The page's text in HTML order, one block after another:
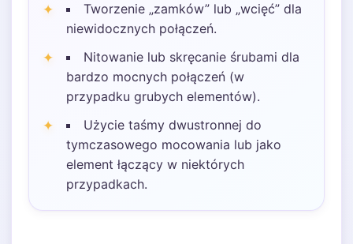
Tworzenie „zamków” lub „wcięć” dla
niewidocznych połączeń.
Nitowanie lub skręcanie śrubami dla
bardzo mocnych połączeń (w
przypadku grubych elementów).
Użycie taśmy dwustronnej do
tymczasowego mocowania lub jako
element łączący w niektórych
przypadkach.